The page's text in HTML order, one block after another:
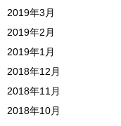
2019年3月
2019年2月
2019年1月
2018年12月
2018年11月
2018年10月